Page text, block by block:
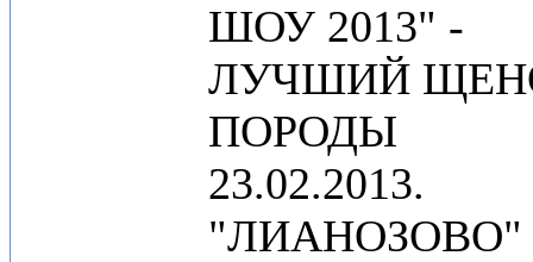
ШОУ 2013" -
ЛУЧШИЙ
ПОРОДЫ
23.02.2013.
"ЛИАНОЗОВО"